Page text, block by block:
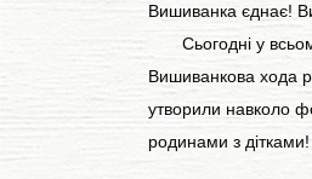
Вишиванка єднає!
Сьогодні у всьому
Вишиванкова хода
утворили навколо
родинами з